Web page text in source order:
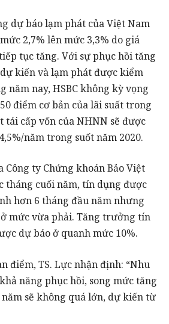
dự báo lạm phát của Việt Nam
2,7% lên mức 3,3% do giá
tục tăng. Với sự phục hồi tăng
kiến và lạm phát được kiểm
năm nay, HSBC không kỳ vọng
điểm cơ bản của lãi suất trong
tái cấp vốn của NHNN sẽ được
năm trong suốt năm 2020.
Công ty Chứng khoán Bảo Việt
tháng cuối năm, tín dụng được
hơn 6 tháng đầu năm nhưng
mức vừa phải. Tăng trưởng tín
dự báo ở quanh mức 10%.
điểm, TS. Lực nhận định: “Nhu
năng phục hồi, song mức tăng
sẽ không quá lớn, dự kiến từ